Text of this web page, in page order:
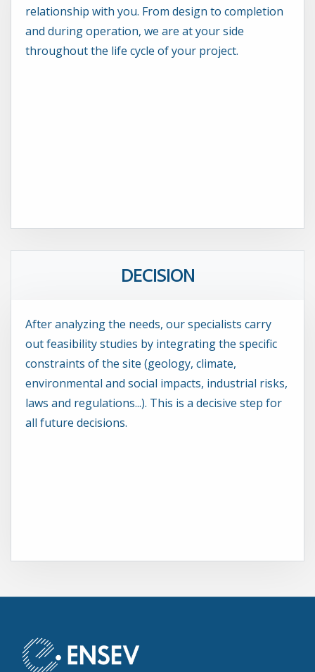
relationship with you. From design to completion
and during operation, we are at your side
throughout the life cycle of your project.
DECISION
After analyzing the needs, our specialists carry
out feasibility studies by integrating the specific
constraints of the site (geology, climate,
environmental and social impacts, industrial risks,
laws and regulations...). This is a decisive step for
all future decisions.